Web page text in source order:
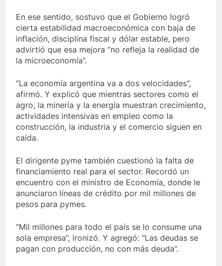
En ese sentido, sostuvo que el Gobierno logró
cierta estabilidad macroeconómica con baja de
inflación, disciplina fiscal y dólar estable, pero
advirtió que esa mejora “no refleja la realidad de
la microeconomía”.
“La economía argentina va a dos velocidades”,
afirmó. Y explicó que mientras sectores como el
agro, la minería y la energía muestran crecimiento,
actividades intensivas en empleo como la
construcción, la industria y el comercio siguen en
caída.
El dirigente pyme también cuestionó la falta de
financiamiento real para el sector. Recordó un
encuentro con el ministro de Economía, donde le
anunciaron líneas de crédito por mil millones de
pesos para pymes.
“Mil millones para todo el país se lo consume una
sola empresa”, ironizó. Y agregó: “Las deudas se
pagan con producción, no con más deuda”.